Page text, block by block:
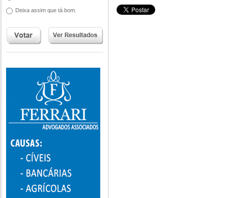
Deixa assim que tá bom.